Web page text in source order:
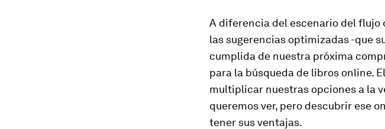
A diferencia del escenario del flujo
las sugerencias optimizadas -que
cumplida de nuestra próxima
para la búsqueda de libros online.
multiplicar nuestras opciones a la
queremos ver, pero descubrir ese
tener sus ventajas.